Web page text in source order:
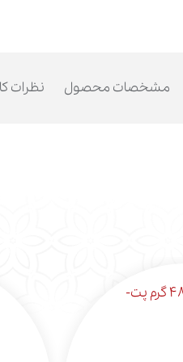
مشخصات محصول نظرات